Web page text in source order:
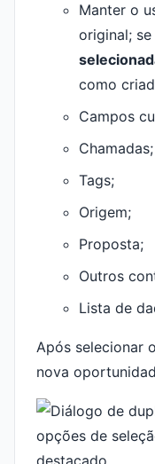
Manter o
original;
como
Campos
Chamadas;
Tags;
Origem;
Proposta;
Outros
Lista de
Após selecionar
nova